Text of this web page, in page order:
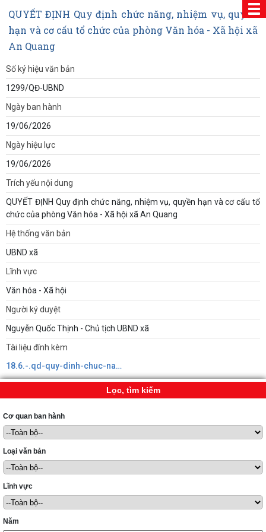
QUYẾT ĐỊNH Quy định chức năng, nhiệm vụ, quyền
hạn và cơ cấu tổ chức của phòng Văn hóa - Xã hội xã
An Quang
Số ký hiệu văn bản
1299/QĐ-UBND
Ngày ban hành
19/06/2026
Ngày hiệu lực
19/06/2026
Trích yếu nội dung
QUYẾT ĐỊNH Quy định chức năng, nhiệm vụ, quyền hạn và cơ cấu tổ
chức của phòng Văn hóa - Xã hội xã An Quang
Hệ thống văn bản
UBND xã
Lĩnh vực
Văn hóa - Xã hội
Người ký duyệt
Nguyễn Quốc Thịnh - Chủ tịch UBND xã
Tài liệu đính kèm
18.6.-.qd-quy-dinh-chuc-nang-nhiem-vu-quyen-han-phong-vh-xh.signed639178920461831363.pdf
Lọc, tìm kiếm
Cơ quan ban hành
Loại văn bản
Lĩnh vực
Năm